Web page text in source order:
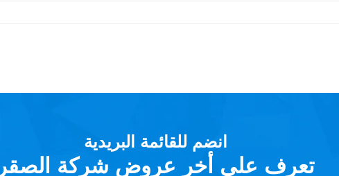
انضم للقائمة البريدية
تعرف على أخر عروض شركة الصقر